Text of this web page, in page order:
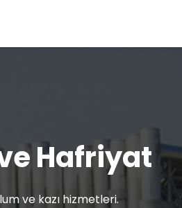
Hafriyat
ve kazı hizmetleri.